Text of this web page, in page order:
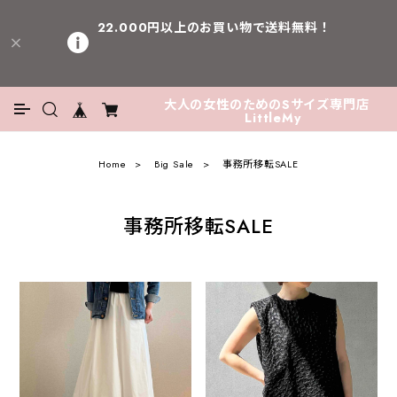
22.000円以上のお買い物で送料無料！
大人の女性のためのSサイズ専門店
LittleMy
Home Big Sale 事務所移転SALE
事務所移転SALE